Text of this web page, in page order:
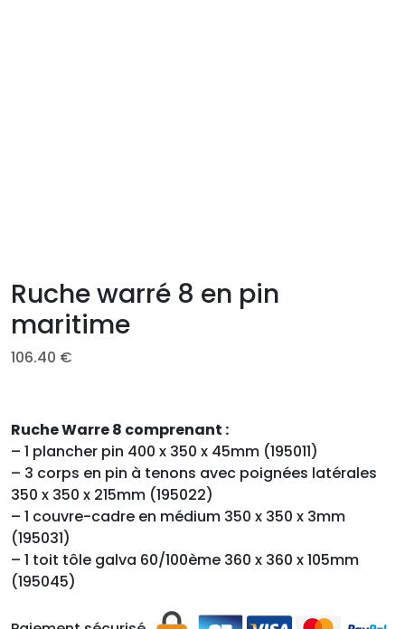
Ruche warré 8 en pin
maritime
106.40 €
Ruche Warre 8 comprenant :
– 1 plancher pin 400 x 350 x 45mm (195011)
– 3 corps en pin à tenons avec poignées latérales
350 x 350 x 215mm (195022)
– 1 couvre-cadre en médium 350 x 350 x 3mm
(195031)
– 1 toit tôle galva 60/100ème 360 x 360 x 105mm
(195045)